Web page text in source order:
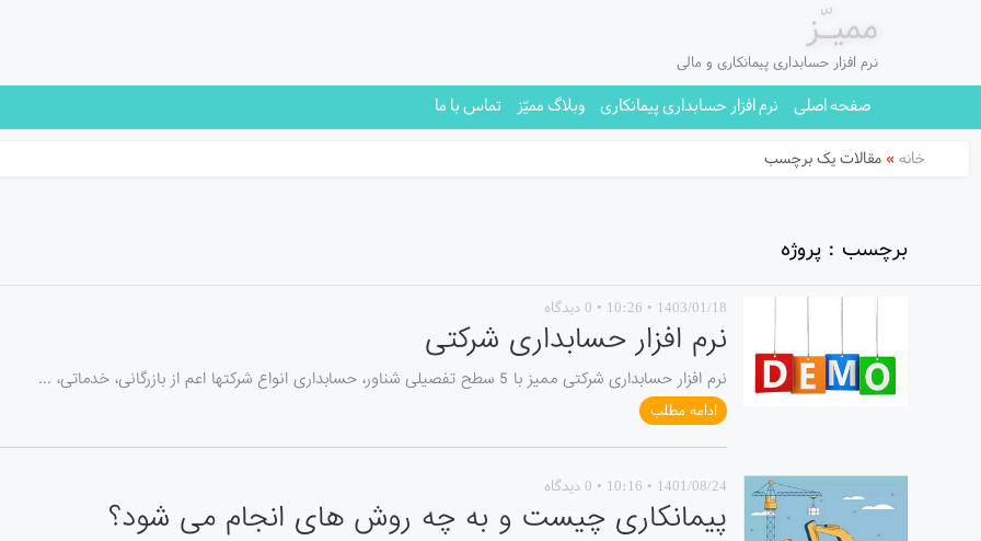
ممیـّز
نرم افزار حسابداری پیمانکاری و مالی
صفحه اصلی نرم افزار حسابداری پیمانکاری وبلاگ ممیّز تماس با ما
خانه » مقالات یک برچسب
برچسب : پروژه
1403/01/18 • 10:26 • 0 دیدگاه
نرم افزار حسابداری شرکتی
نرم افزار حسابداری شرکتی ممیز با 5 سطح تفصیلی شناور، حسابداری انواع شرکتها اعم از بازرگانی، خدماتی، ...
ادامه مطلب
1401/08/24 • 10:16 • 0 دیدگاه
پیمانکاری چیست و به چه روش های انجام می شود؟